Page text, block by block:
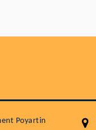
Poyartin